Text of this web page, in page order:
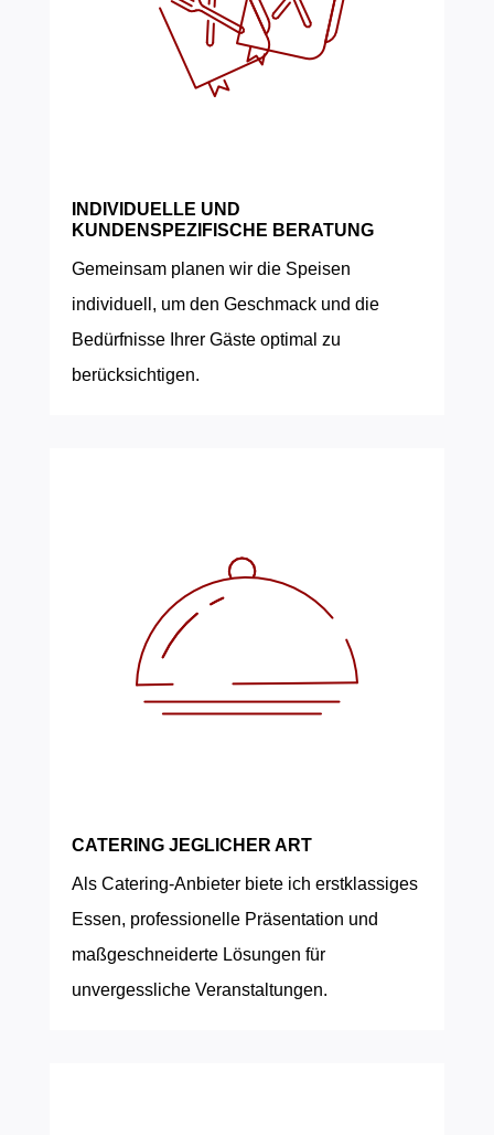
INDIVIDUELLE UND
KUNDENSPEZIFISCHE BERATUNG
Gemeinsam planen wir die Speisen
individuell, um den Geschmack und die
Bedürfnisse Ihrer Gäste optimal zu
berücksichtigen.
CATERING JEGLICHER ART
Als Catering-Anbieter biete ich erstklassiges
Essen, professionelle Präsentation und
maßgeschneiderte Lösungen für
unvergessliche Veranstaltungen.